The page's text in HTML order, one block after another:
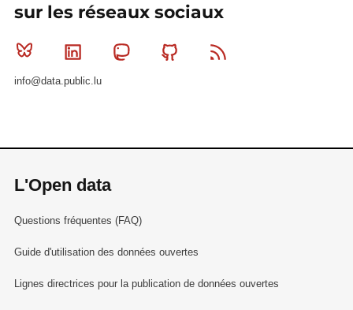
sur les réseaux sociaux
Bluesky Linkedin MastodonGithub
info@data.public.lu
L'Open data
Questions fréquentes (FAQ)
Guide d'utilisation des données ouvertes
Lignes directrices pour la publication de données ouvertes